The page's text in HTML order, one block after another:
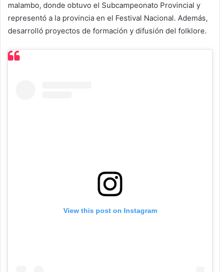
malambo, donde obtuvo el Subcampeonato Provincial y
representó a la provincia en el Festival Nacional. Además,
desarrolló proyectos de formación y difusión del folklore.
View this post on Instagram